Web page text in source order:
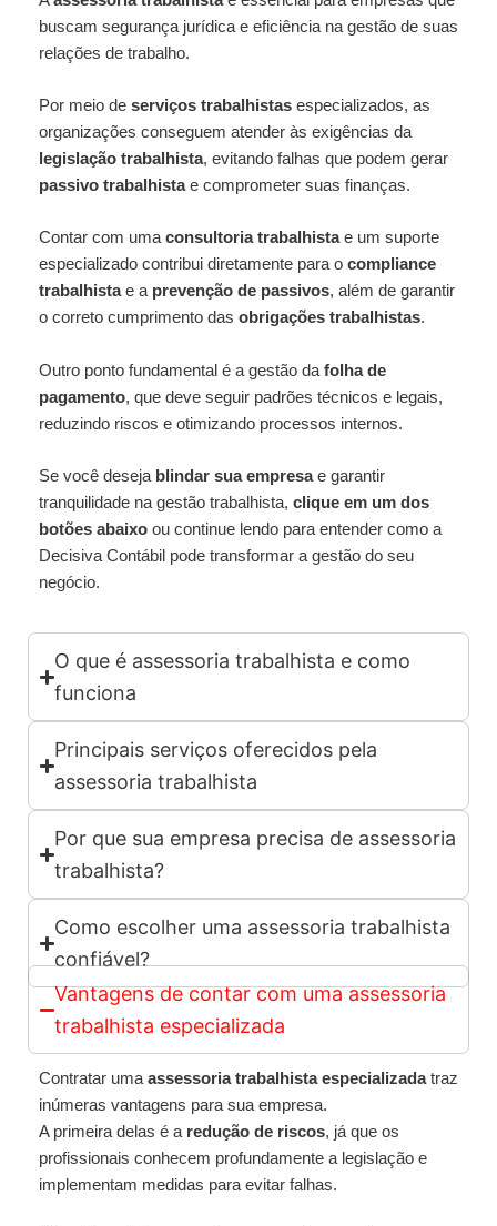
buscam segurança jurídica e eficiência na gestão de suas
relações de trabalho.
Por meio de serviços trabalhistas especializados, as
organizações conseguem atender às exigências da
legislação trabalhista, evitando falhas que podem gerar
passivo trabalhistae comprometer suas finanças.
Contar com umaconsultoria trabalhistae um suporte
especializado contribui diretamente para o compliance
trabalhistae a prevenção de passivos, além de garantir
o correto cumprimento das obrigações trabalhistas.
Outro ponto fundamental é a gestão da folha de
pagamento, que deve seguir padrões técnicos e legais,
reduzindo riscos e otimizando processos internos.
Se você deseja blindar sua empresae garantir
tranquilidade na gestão trabalhista, clique em um dos
botões abaixo ou continue lendo para entender como a
Decisiva Contábil pode transformar a gestão do seu
negócio.
O que é assessoria trabalhista e como
funciona
Principais serviços oferecidos pela
assessoria trabalhista
Por que sua empresa precisa de assessoria
trabalhista?
Como escolher uma assessoria trabalhista
confiável?
Vantagens de contar com uma assessoria
trabalhista especializada
Contratar umaassessoria trabalhista especializadatraz
inúmeras vantagens para sua empresa.
A primeira delas é a redução de riscos, já que os
profissionais conhecem profundamente a legislação e
implementam medidas para evitar falhas.